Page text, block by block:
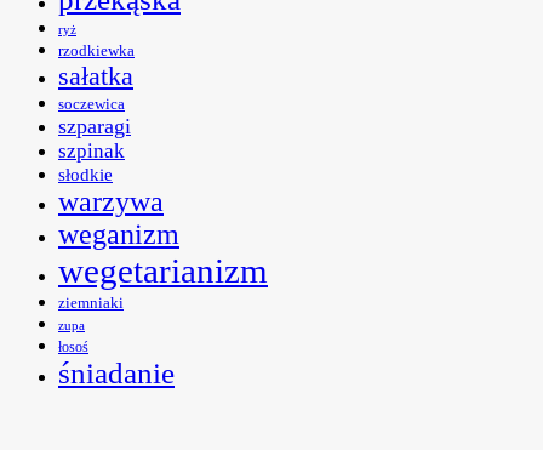
ryż
rzodkiewka
sałatka
soczewica
szparagi
szpinak
słodkie
warzywa
weganizm
wegetarianizm
ziemniaki
zupa
łosoś
śniadanie